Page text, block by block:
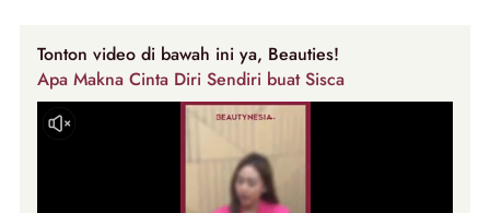
Tonton video di bawah ini ya, Beauties!
Apa Makna Cinta Diri Sendiri buat Sisca